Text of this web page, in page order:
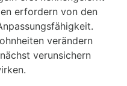
erfordern von den
verändern
verunsichern